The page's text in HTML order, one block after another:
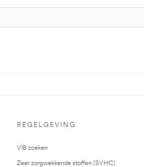
REGELGEVING
VIB zoeken
Zeer zorgwekkende stoffen (SVHC)